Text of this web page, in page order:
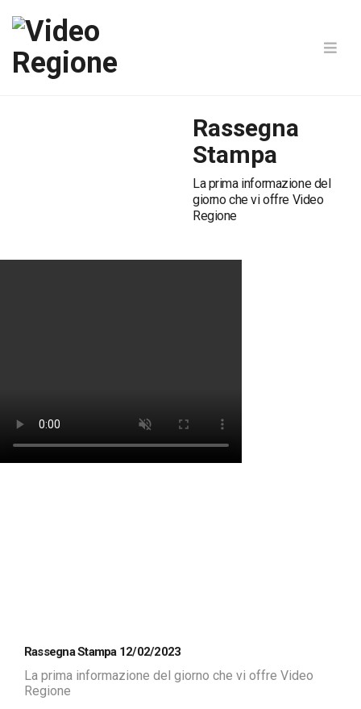
Rassegna
Stampa
La prima informazione del
giorno che vi offre Video
Regione
Rassegna Stampa 12/02/2023
La prima informazione del giorno che vi offre Video
Regione